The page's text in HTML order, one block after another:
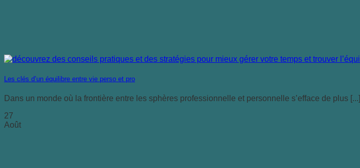
Les clés d’un équilibre entre vie perso et pro
Dans un monde où la frontière entre les sphères professionnelle et personnelle s’efface de plus [...]
27
Août